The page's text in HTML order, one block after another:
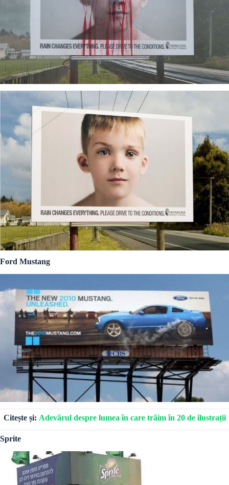
Ford Mustang
Citește și: Adevărul despre lumea în care trăim în 20 de ilustrații
Sprite